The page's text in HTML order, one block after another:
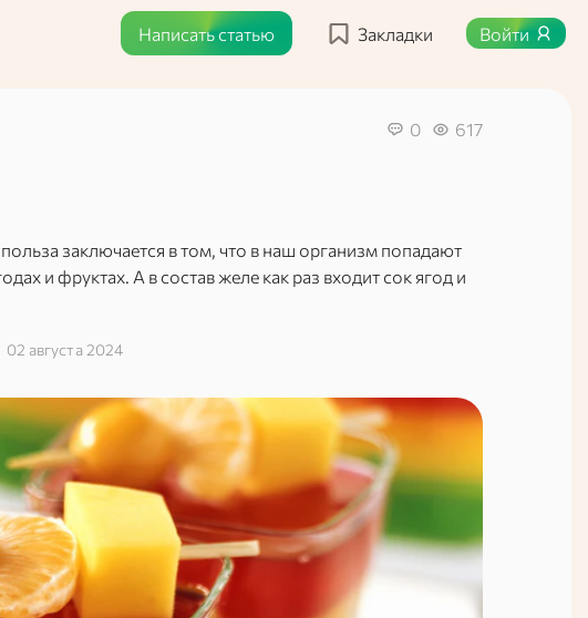
Написать статью Закладки Войти
0 617
заключается в том, что в наш организм попадают
и фруктах. А в состав желе как раз входит сок ягод и
02 августа 2024